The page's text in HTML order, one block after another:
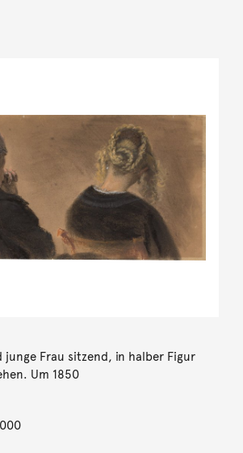
junge Frau sitzend, in halber Figur
Um 1850